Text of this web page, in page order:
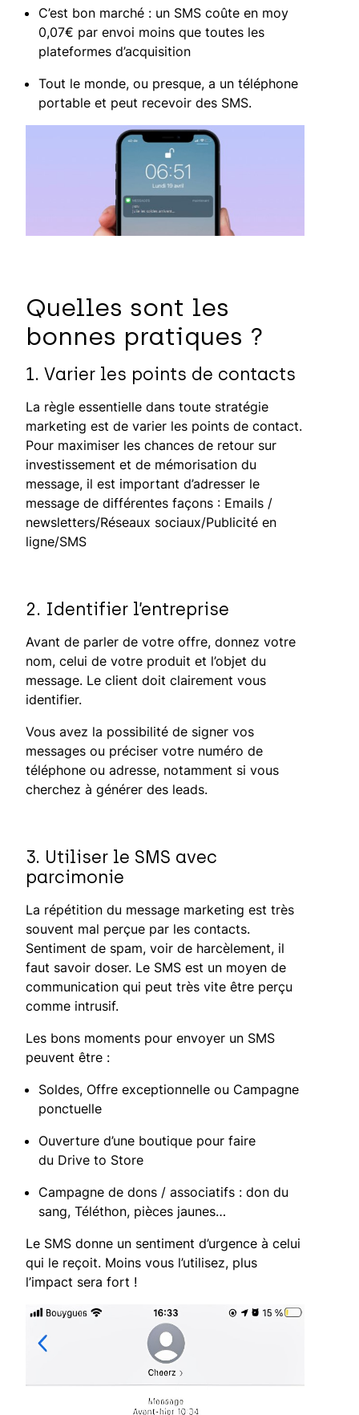
C’est bon marché : un SMS coûte en moy
0,07€ par envoi moins que toutes les
plateformes d’acquisition
Tout le monde, ou presque, a un téléphone
portable et peut recevoir des SMS.
Quelles sont les
bonnes pratiques ?
1. Varier les points de contacts
La règle essentielle dans toute stratégie
marketing est de varier les points de contact.
Pour maximiser les chances de retour sur
investissement et de mémorisation du
message, il est important d’adresser le
message de différentes façons : Emails /
newsletters/Réseaux sociaux/Publicité en
ligne/SMS
2. Identifier l’entreprise
Avant de parler de votre offre, donnez votre
nom, celui de votre produit et l’objet du
message. Le client doit clairement vous
identifier.
Vous avez la possibilité de signer vos
messages ou préciser votre numéro de
téléphone ou adresse, notamment si vous
cherchez à générer des leads.
3. Utiliser le SMS avec
parcimonie
La répétition du message marketing est très
souvent mal perçue par les contacts.
Sentiment de spam, voir de harcèlement, il
faut savoir doser. Le SMS est un moyen de
communication qui peut très vite être perçu
comme intrusif.
Les bons moments pour envoyer un SMS
peuvent être :
Soldes, Offre exceptionnelle ou Campagne
ponctuelle
Ouverture d’une boutique pour faire
du Drive to Store
Campagne de dons / associatifs : don du
sang, Téléthon, pièces jaunes…
Le SMS donne un sentiment d’urgence à celui
qui le reçoit. Moins vous l’utilisez, plus
l’impact sera fort !